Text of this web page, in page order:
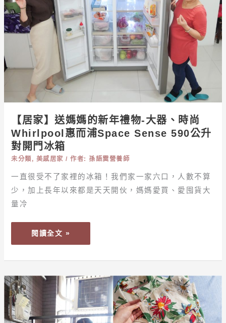
取
機
【居家】送媽媽的新年禮物-大器、時尚
Whirlpool惠而浦Space Sense 590公升
對開門冰箱
未分類 , 美感居家 / 作者:孫語霙營養師
一直很受不了家裡的冰箱！我們家一家六口，人數不算
少，加上長年以來都是天天開伙，媽媽愛買、愛囤貨大
量冷
的
新
禮
物-
大
器、
時
WHIRLPOOL
惠
而
浦
SPACE
SENSE
升
對
開
門
箱
閱讀全文 »
【居
家】
相
見